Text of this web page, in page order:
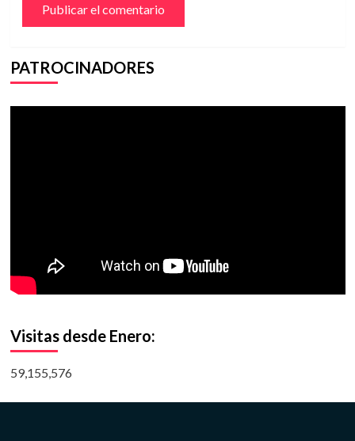
PATROCINADORES
Visitas desde Enero:
59,155,576